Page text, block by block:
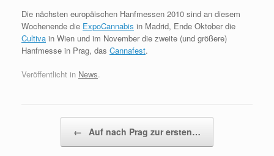
Die nächsten europäischen Hanfmessen 2010 sind an diesem
Wochenende die ExpoCannabis in Madrid, Ende Oktober die
Cultiva in Wien und im November die zweite (und größere)
Hanfmesse in Prag, das Cannafest.
Veröffentlicht in News.
← Auf nach Prag zur ersten…